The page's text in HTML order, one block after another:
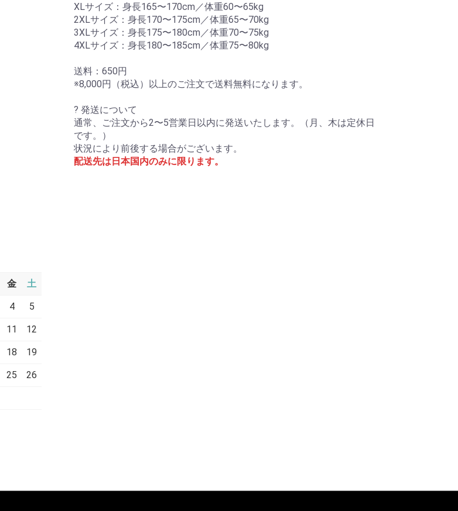
XLサイズ：身長165〜170cm／体重60〜65kg
2XLサイズ：身長170〜175cm／体重65〜70kg
3XLサイズ：身長175〜180cm／体重70〜75kg
4XLサイズ：身長180〜185cm／体重75〜80kg
送料：650円
※8,000円（税込）以上のご注文で送料無料になります。
? 発送について
通常、ご注文から2〜5営業日以内に発送いたします。（月、木は定休日
です。）
状況により前後する場合がございます。
配送先は日本国内のみに限ります。
金 土
4 5
11 12
18 19
25 26